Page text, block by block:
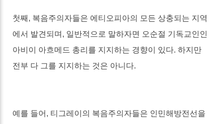
첫째 , 복음주의자들은 에티오피아의 모든 상충되는 지역
에서 발견되며 , 일반적으로 말하자면 오순절 기독교인인
아비이 아흐메드 총리를 지지하는 경향이 있다.하지만
전부 다 그를 지지하는 것은 아니다.
예를 들어 , 티그레이의 복음주의자들은 인민해방전선을